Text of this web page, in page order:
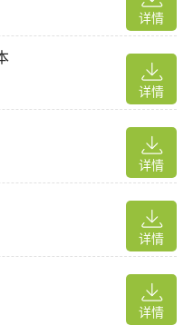
藏、深海寻宝，多重福利领
您在海底的捕鱼世界也能炫
50万炮，一炮亿金爽翻天！
；
品；
详情
详情
详情
详情
详情